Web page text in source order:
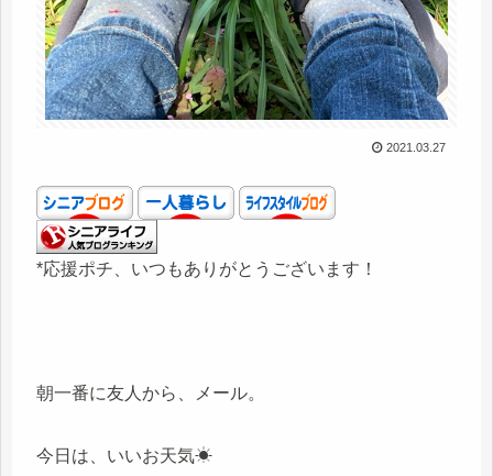
2021.03.27
*応援ポチ、いつもありがとうございます！
朝一番に友人から、メール。
今日は、いいお天気☀